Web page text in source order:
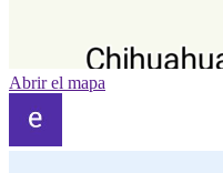
Abrir el mapa